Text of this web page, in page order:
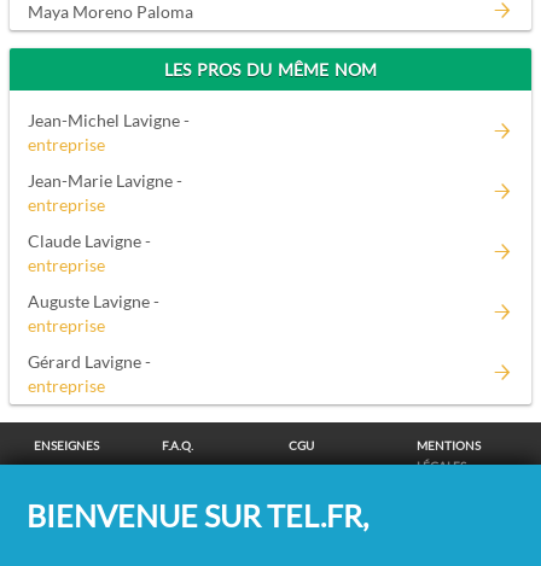
Maya Moreno Paloma
LES PROS DU MÊME NOM
Jean-Michel Lavigne -
entreprise
Jean-Marie Lavigne -
entreprise
Claude Lavigne -
entreprise
Auguste Lavigne -
entreprise
Gérard Lavigne -
entreprise
ENSEIGNES F.A.Q. CGU
MENTIONS
LÉGALES
CONFIDENTIALITÉ
COOKIES
CHOIX
COOKIES
BIENVENUE SUR TEL.FR,